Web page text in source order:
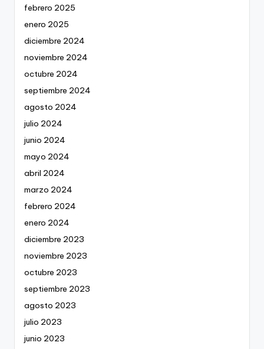
febrero 2025
enero 2025
diciembre 2024
noviembre 2024
octubre 2024
septiembre 2024
agosto 2024
julio 2024
junio 2024
mayo 2024
abril 2024
marzo 2024
febrero 2024
enero 2024
diciembre 2023
noviembre 2023
octubre 2023
septiembre 2023
agosto 2023
julio 2023
junio 2023